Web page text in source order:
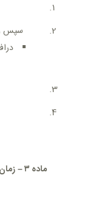
سپس
ماده ۳–